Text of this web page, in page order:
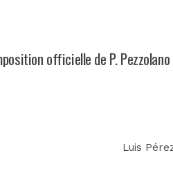
officielle de P.
Luis